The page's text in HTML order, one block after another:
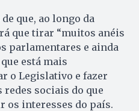
que, ao longo da
que tirar “muitos anéis
parlamentares e ainda
está mais
o Legislativo e fazer
sociais do que
os interesses do país.